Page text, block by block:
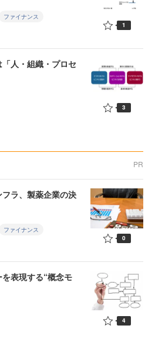
ファイナンス
1
人・組織・プロセ
3
PR
ラ、製薬企業の決
ファイナンス
0
表現する“概念モ
4